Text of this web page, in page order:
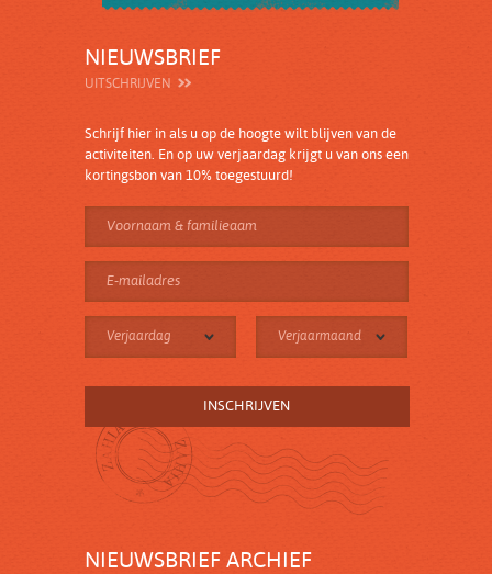
NIEUWSBRIEF
UITSCHRIJVEN
Schrijf hier in als u op de hoogte wilt blijven van de
activiteiten. En op uw verjaardag krijgt u van ons een
kortingsbon van 10% toegestuurd!
Verjaardag Verjaarmaand
NIEUWSBRIEF ARCHIEF